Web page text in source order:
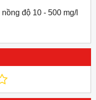
nồng độ 10 - 500 mg/l